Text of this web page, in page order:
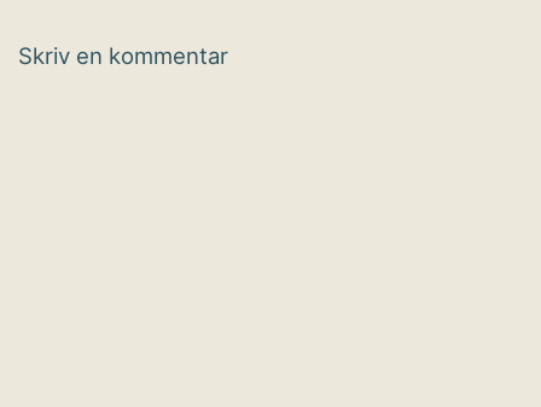
Skriv en kommentar